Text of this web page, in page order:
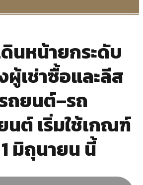
นหน้ายกระดับ
เช่าซื้อและลีส
ถยนต์–รถ
นต์ เริ่มใช้เกณฑ์
มิถุนายน นี้